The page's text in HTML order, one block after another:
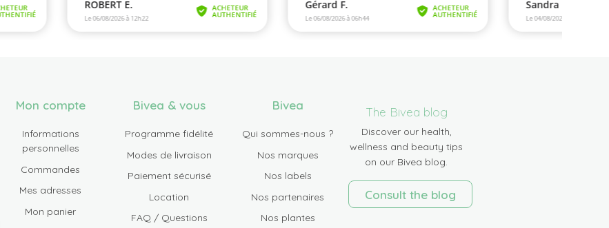
Mon compte
Informations
personnelles
Commandes
Mes adresses
Mon panier
Bivea & vous
Programme fidélité
Modes de livraison
Paiement sécurisé
Location
FAQ / Questions
Bivea
Qui sommes-nous ?
Nos marques
Nos labels
Nos partenaires
Nos plantes
The Bivea blog
Discover our health,
wellness and beauty tips
on our Bivea blog.
Consult the blog